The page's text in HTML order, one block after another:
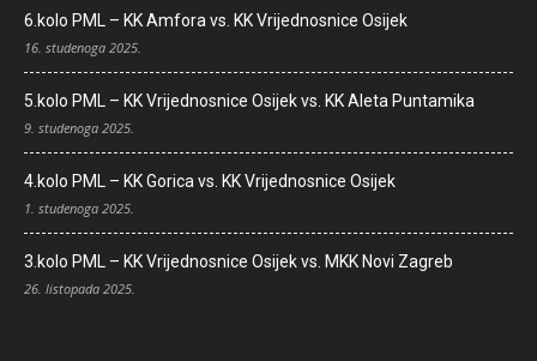
6.kolo PML – KK Amfora vs. KK Vrijednosnice Osijek
16. studenoga 2025.
5.kolo PML – KK Vrijednosnice Osijek vs. KK Aleta Puntamika
9. studenoga 2025.
4.kolo PML – KK Gorica vs. KK Vrijednosnice Osijek
1. studenoga 2025.
3.kolo PML – KK Vrijednosnice Osijek vs. MKK Novi Zagreb
26. listopada 2025.